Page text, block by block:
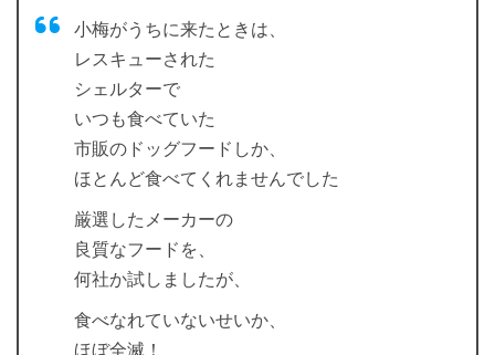
小梅がうちに来たときは、
レスキューされた
シェルターで
いつも食べていた
市販のドッグフードしか、
ほとんど食べてくれませんでした
厳選したメーカーの
良質なフードを、
何社か試しましたが、
食べなれていないせいか、
ほぼ全滅！